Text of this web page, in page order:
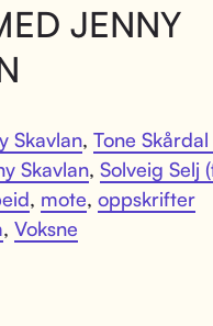
JENNY
Skavlan, Tone
Skavlan, Solveig Selj
, mote, oppskrifter
, Voksne